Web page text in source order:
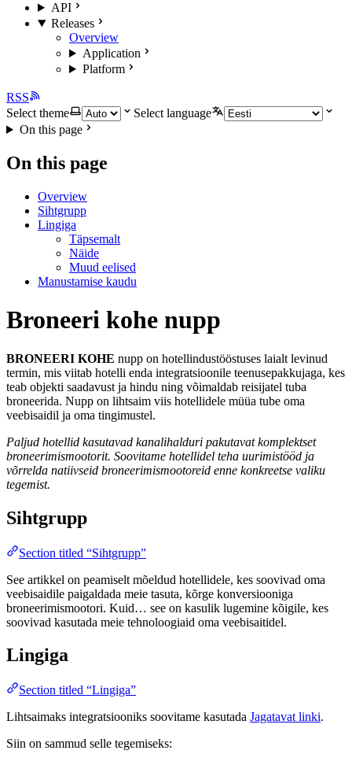
API
Releases
Overview
Application
Platform
RSS
Select theme
Select language
On this page
On this page
Overview
Sihtgrupp
Lingiga
Täpsemalt
Näide
Muud eelised
Manustamise kaudu
Broneeri kohe nupp
BRONEERI KOHE nupp on hotellindustööstuses laialt levinud
termin, mis viitab hotelli enda integratsioonile teenusepakkujaga, kes
teab objekti saadavust ja hindu ning võimaldab reisijatel tuba
broneerida. Nupp on lihtsaim viis hotellidele müüa tube oma
veebisaidil ja oma tingimustel.
Paljud hotellid kasutavad kanalihalduri pakutavat komplektset
broneerimismootorit. Soovitame hotellidel teha uurimistööd ja
võrrelda natiivseid broneerimismootoreid enne konkreetse valiku
tegemist.
Sihtgrupp
Section titled “Sihtgrupp”
See artikkel on peamiselt mõeldud hotellidele, kes soovivad oma
veebisaidile paigaldada meie tasuta, kõrge konversiooniga
broneerimismootori. Kuid… see on kasulik lugemine kõigile, kes
soovivad kasutada meie tehnoloogiaid oma veebisaitidel.
Lingiga
Section titled “Lingiga”
Lihtsaimaks integratsiooniks soovitame kasutada Jagatavat linki.
Siin on sammud selle tegemiseks: